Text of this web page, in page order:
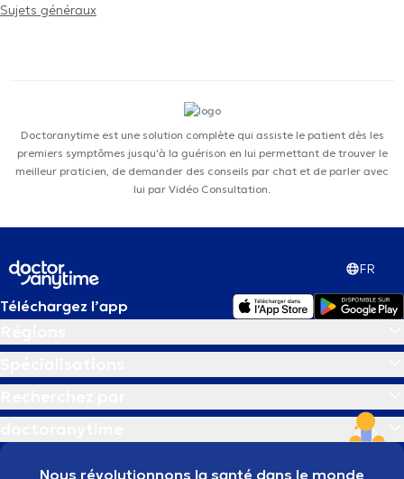
Sujets généraux
Doctoranytime est une solution complète qui assiste le patient dès les
premiers symptômes jusqu'à la guérison en lui permettant de trouver le
meilleur praticien, de demander des conseils par chat et de parler avec
lui par Vidéo Consultation.
FR
Téléchargez l’app
Nous révolutionnons la santé dans le monde